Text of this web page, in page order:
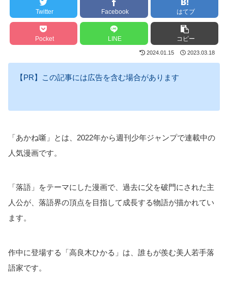
Twitter Facebook はてブ
Pocket LINE コピー
2024.01.15 2023.03.18
【PR】この記事には広告を含む場合があります
「あかね噺」とは、2022年から週刊少年ジャンプで連載中の
人気漫画です。
「落語」をテーマにした漫画で、過去に父を破門にされた主
人公が、落語界の頂点を目指して成長する物語が描かれてい
ます。
作中に登場する「高良木ひかる」は、誰もが羨む美人若手落
語家です。